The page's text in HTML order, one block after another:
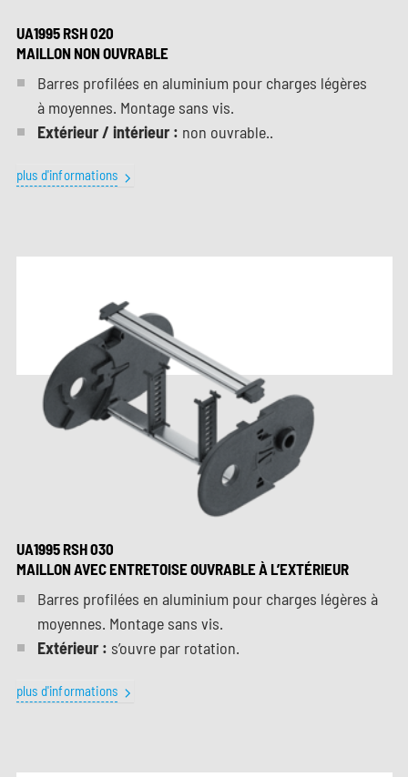
UA1995 RSH 020
MAILLON NON OUVRABLE
Barres profilées en aluminium pour charges légères
à moyennes. Montage sans vis.
Extérieur / intérieur : non ouvrable..
plus d'informations
UA1995 RSH 030
MAILLON AVEC ENTRETOISE OUVRABLE À L’EXTÉRIEUR
Barres profilées en aluminium pour charges légères à
moyennes. Montage sans vis.
Extérieur : s’ouvre par rotation.
plus d'informations